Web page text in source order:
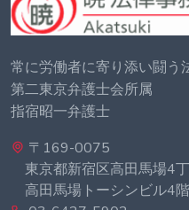
常に労働者に寄り添い闘う
第二東京弁護士会所属
指宿昭一弁護士
〒169-0075
東京都新宿区高田馬場4
高田馬場トーシンビル4階